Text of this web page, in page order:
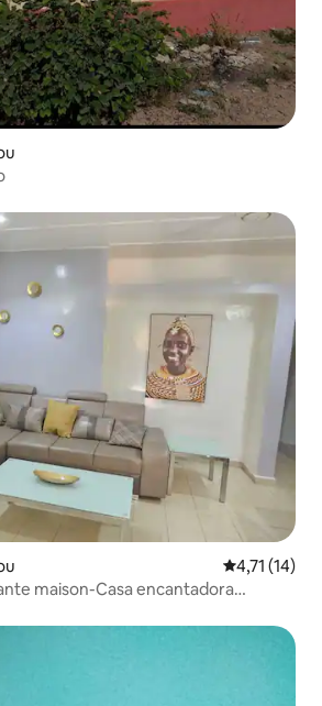
4,71 de uma
4,71 (14)
maison-Casa encantadora